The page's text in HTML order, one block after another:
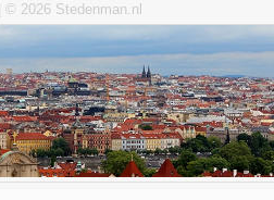
| © 2026 Stedenman.nl